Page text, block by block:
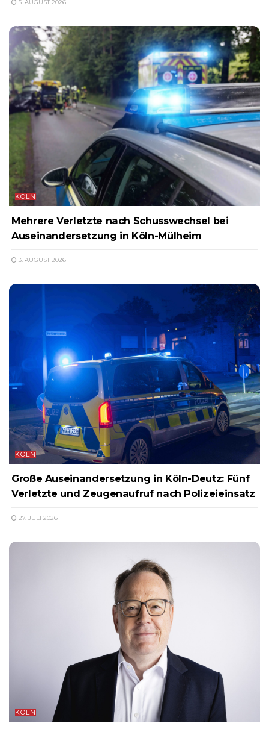
5. AUGUST 2026
KÖLN
Mehrere Verletzte nach Schusswechsel bei
Auseinandersetzung in Köln-Mülheim
3. AUGUST 2026
KÖLN
Große Auseinandersetzung in Köln-Deutz: Fünf
Verletzte und Zeugenaufruf nach Polizeieinsatz
27. JULI 2026
KÖLN